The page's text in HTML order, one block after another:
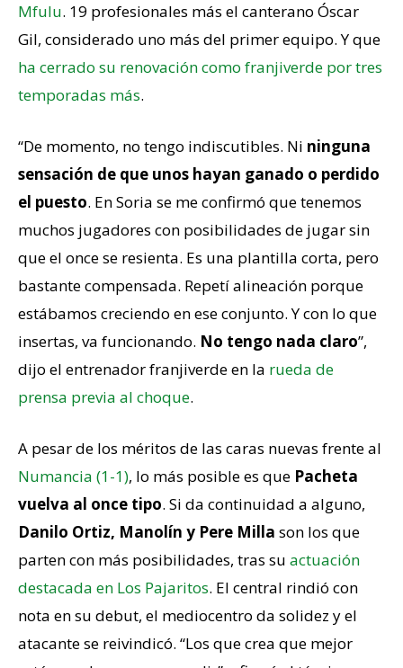
Mfulu. 19 profesionales más el canterano Óscar
Gil, considerado uno más del primer equipo. Y que
ha cerrado su renovación como franjiverde por tres
temporadas más.
“De momento, no tengo indiscutibles. Ni ninguna
sensación de que unos hayan ganado o perdido
el puesto. En Soria se me confirmó que tenemos
muchos jugadores con posibilidades de jugar sin
que el once se resienta. Es una plantilla corta, pero
bastante compensada. Repetí alineación porque
estábamos creciendo en ese conjunto. Y con lo que
insertas, va funcionando. No tengo nada claro”,
dijo el entrenador franjiverde en la rueda de
prensa previa al choque.
A pesar de los méritos de las caras nuevas frente al
Numancia (1-1), lo más posible es que Pacheta
vuelva al once tipo. Si da continuidad a alguno,
Danilo Ortiz, Manolín y Pere Milla son los que
parten con más posibilidades, tras su actuación
destacada en Los Pajaritos. El central rindió con
nota en su debut, el mediocentro da solidez y el
atacante se reivindicó. “Los que crea que mejor